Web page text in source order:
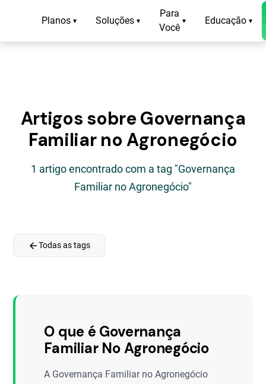
Planos ▾ Soluções ▾
Para
Você
▾ Educação ▾
Artigos sobre Governança
Familiar no Agronegócio
1 artigo encontrado com a tag "Governança
Familiar no Agronegócio"
arrow_backTodas as tags
O que é Governança
Familiar No Agronegócio
A Governança Familiar no Agronegócio